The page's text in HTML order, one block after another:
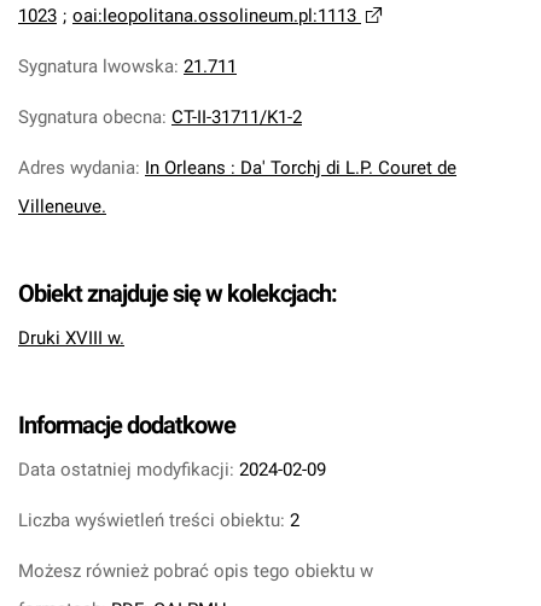
1023 ; oai:leopolitana.ossolineum.pl:1113
Sygnatura lwowska: 21.711
Sygnatura obecna: CT-II-31711/K1-2
Adres wydania: In Orleans : Da' Torchj di L.P. Couret de
Villeneuve.
Obiekt znajduje się w kolekcjach:
Druki XVIII w.
Informacje dodatkowe
Data ostatniej modyfikacji: 2024-02-09
Liczba wyświetleń treści obiektu: 2
Możesz również pobrać opis tego obiektu w